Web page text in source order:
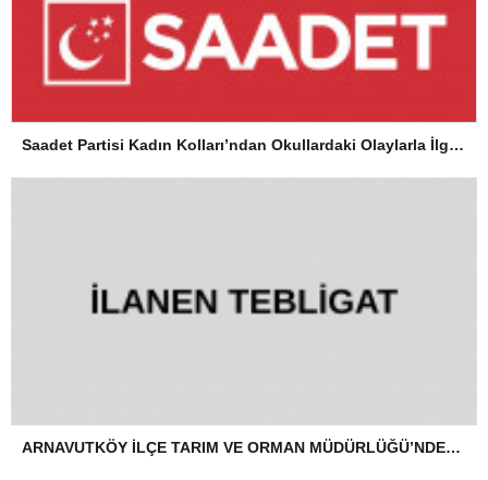
Saadet Partisi Kadın Kolları’ndan Okullardaki Olaylarla İlgili Basın Açıklaması
ARNAVUTKÖY İLÇE TARIM VE ORMAN MÜDÜRLÜĞÜ’NDEN İLANEN TEBLİGAT